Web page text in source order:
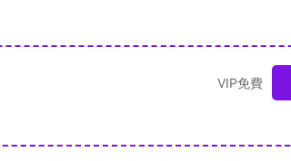
VIP免費